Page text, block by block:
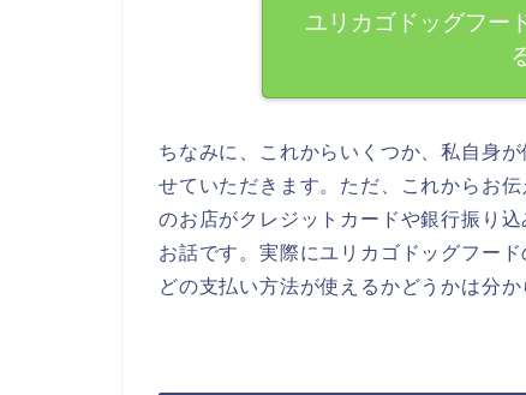
ユリカゴドッグフー
ちなみに、これからいくつか、私自身
せていただきます。ただ、これからお
のお店がクレジットカードや銀行振り
お話です。実際にユリカゴドッグフー
どの支払い方法が使えるかどうかは分